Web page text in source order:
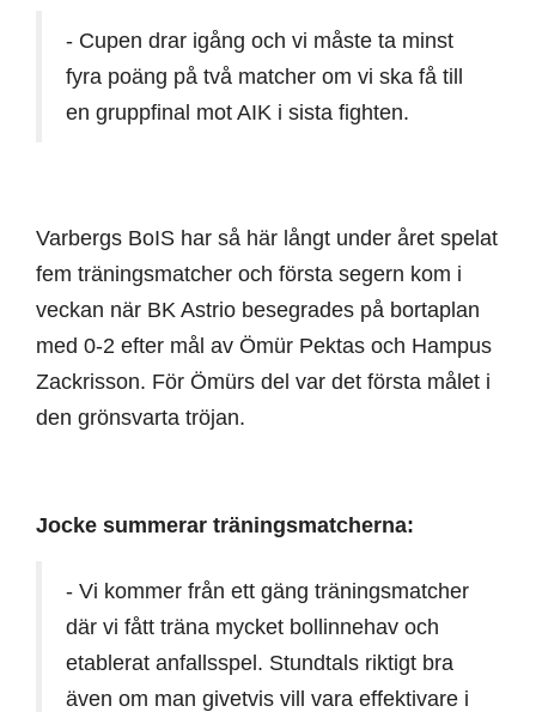
- Cupen drar igång och vi måste ta minst
fyra poäng på två matcher om vi ska få till
en gruppfinal mot AIK i sista fighten.
Varbergs BoIS har så här långt under året spelat
fem träningsmatcher och första segern kom i
veckan när BK Astrio besegrades på bortaplan
med 0-2 efter mål av Ömür Pektas och Hampus
Zackrisson. För Ömürs del var det första målet i
den grönsvarta tröjan.
Jocke summerar träningsmatcherna:
- Vi kommer från ett gäng träningsmatcher
där vi fått träna mycket bollinnehav och
etablerat anfallsspel. Stundtals riktigt bra
även om man givetvis vill vara effektivare i